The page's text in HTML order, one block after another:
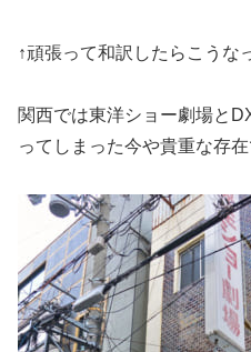
↑頑張って和訳したらこうな
関西では東洋ショー劇場と
ってしまった今や貴重な存在